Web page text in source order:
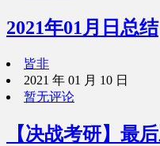
2021年01月日总结
皆非
2021 年 01 月 10 日
暂无评论
【决战考研】最